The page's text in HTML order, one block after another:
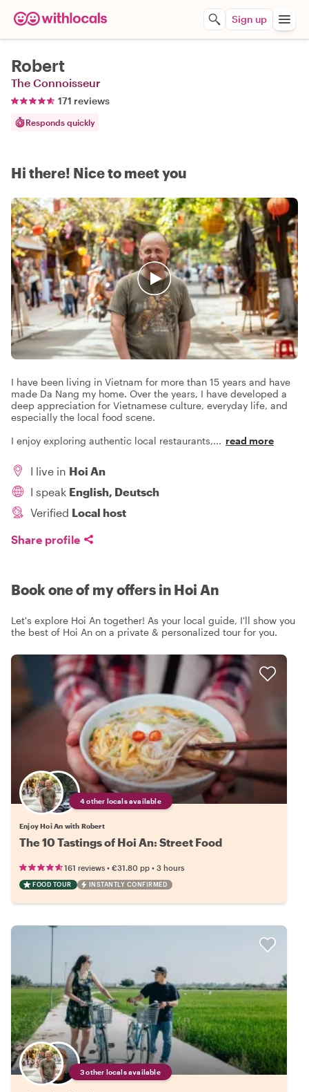
Sign up
Robert
The Connoisseur
171 reviews
Responds quickly
Hi there! Nice to meet you
I have been living in Vietnam for more than 15 years and have
made Da Nang my home. Over the years, I have developed a
deep appreciation for Vietnamese culture, everyday life, and
especially the local food scene.
I enjoy exploring authentic local restaurants,... read more
I live in Hoi An
I speak English, Deutsch
Verified Local host
Share profile
Book one of my offers in Hoi An
Let's explore Hoi An together! As your local guide, I'll show you
the best of Hoi An on a private & personalized tour for you.
4 other locals available
Enjoy Hoi An with Robert
The 10 Tastings of Hoi An: Street Food
161 reviews • €31.80 pp • 3 hours
FOOD TOUR INSTANTLY CONFIRMED
3 other locals available